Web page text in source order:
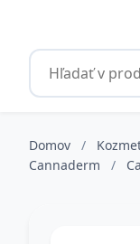
Domov /
Cannaderm
/